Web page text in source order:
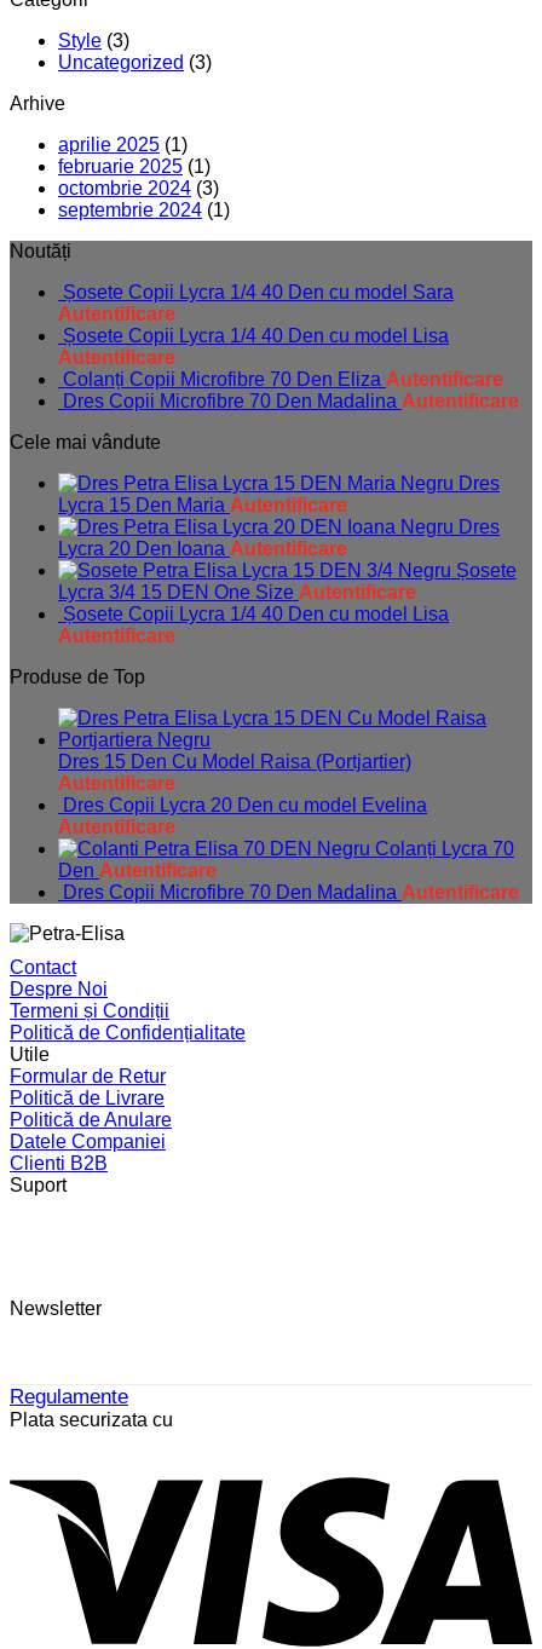
Style (3)
Uncategorized (3)
Arhive
aprilie 2025 (1)
februarie 2025 (1)
octombrie 2024 (3)
septembrie 2024 (1)
Noutăți
Șosete Copii Lycra 1/4 40 Den cu model Sara
Autentificare
Șosete Copii Lycra 1/4 40 Den cu model Lisa
Autentificare
Colanți Copii Microfibre 70 Den Eliza Autentificare
Dres Copii Microfibre 70 Den Madalina Autentificare
Cele mai vândute
Dres
Lycra 15 Den Maria Autentificare
Dres
Lycra 20 Den Ioana Autentificare
Șosete
Lycra 3/4 15 DEN One Size Autentificare
Șosete Copii Lycra 1/4 40 Den cu model Lisa
Autentificare
Produse de Top
Dres 15 Den Cu Model Raisa (Portjartier)
Autentificare
Dres Copii Lycra 20 Den cu model Evelina
Autentificare
Colanți Lycra 70
Den Autentificare
Dres Copii Microfibre 70 Den Madalina Autentificare
Contact
Despre Noi
Termeni și Condiții
Politică de Confidențialitate
Utile
Formular de Retur
Politică de Livrare
Politică de Anulare
Datele Companiei
Clienti B2B
Suport
Newsletter
Regulamente
Plata securizata cu